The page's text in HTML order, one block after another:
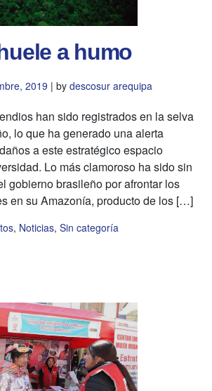
a humo
2019 | by descosur arequipa
han sido registrados en la selva
lo que ha generado una alerta
a este estratégico espacio
Lo más clamoroso ha sido sin
gobierno brasileño por afrontar los
en su Amazonía, producto de los […]
, Noticias, Sin categoría